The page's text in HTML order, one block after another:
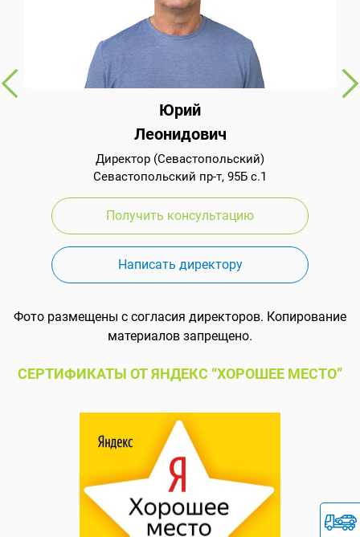
Юрий
Леонидович
Директор (Севастопольский)
Севастопольский пр-т, 95Б с.1
Получить консультацию
Написать директору
Фото размещены с согласия директоров. Копирование
материалов запрещено.
СЕРТИФИКАТЫ ОТ ЯНДЕКС “ХОРОШЕЕ МЕСТО”